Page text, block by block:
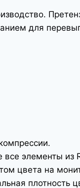
для
элементы из
цвета на
плотность